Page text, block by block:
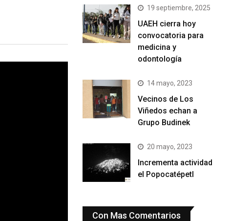
19 septiembre, 2025
UAEH cierra hoy
convocatoria para
medicina y
odontología
14 mayo, 2023
Vecinos de Los
Viñedos echan a
Grupo Budinek
20 mayo, 2023
Incrementa actividad
el Popocatépetl
Con Mas Comentarios